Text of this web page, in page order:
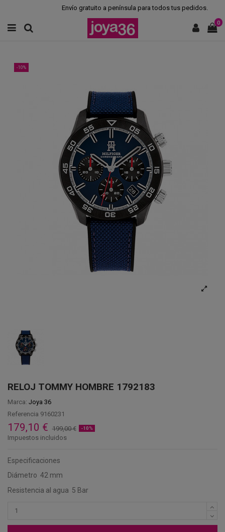
Envío gratuito a península para todos tus pedidos.
0
-10%
RELOJ TOMMY HOMBRE 1792183
Marca: Joya 36
Referencia 9160231
179,10 € 199,00 € -10%
Impuestos incluidos
Especificaciones
Diámetro 42 mm
Resistencia al agua 5 Bar